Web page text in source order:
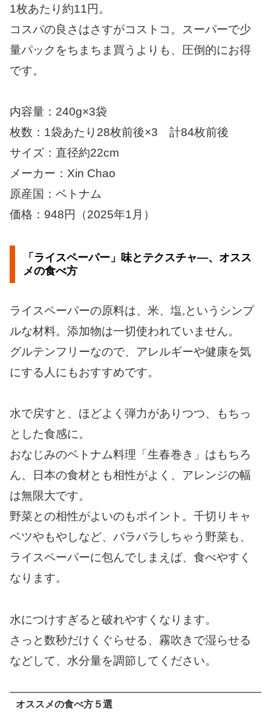
1枚あたり約11円。
コスパの良さはさすがコストコ。スーパーで少
量パックをちまちま買うよりも、圧倒的にお得
です。
内容量：240g×3袋
枚数：1袋あたり28枚前後×3 計84枚前後
サイズ：直径約22cm
メーカー：Xin Chao
原産国：ベトナム
価格：948円（2025年1月）
「ライスペーパー」味とテクスチャ―、オスス
メの食べ方
ライスペーパーの原料は、米、塩,というシンプ
ルな材料。添加物は一切使われていません。
グルテンフリーなので、アレルギーや健康を気
にする人にもおすすめです。
水で戻すと、ほどよく弾力がありつつ、もちっ
とした食感に。
おなじみのベトナム料理「生春巻き」はもちろ
ん、日本の食材とも相性がよく、アレンジの幅
は無限大です。
野菜との相性がよいのもポイント。千切りキャ
ベツやもやしなど、バラバラしちゃう野菜も、
ライスペーパーに包んでしまえば、食べやすく
なります。
水につけすぎると破れやすくなります。
さっと数秒だけくぐらせる、霧吹きで湿らせる
などして、水分量を調節してください。
オススメの食べ方５選